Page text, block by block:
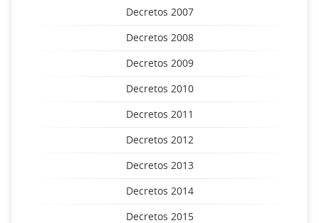
Decretos 2007
Decretos 2008
Decretos 2009
Decretos 2010
Decretos 2011
Decretos 2012
Decretos 2013
Decretos 2014
Decretos 2015